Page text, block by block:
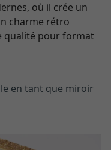
où il crée un
charme rétro
qualité pour format
en tant que miroir